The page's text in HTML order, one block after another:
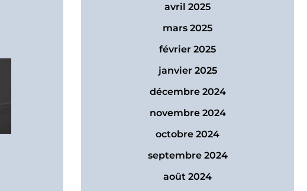
avril 2025
mars 2025
février 2025
janvier 2025
décembre 2024
novembre 2024
octobre 2024
septembre 2024
août 2024